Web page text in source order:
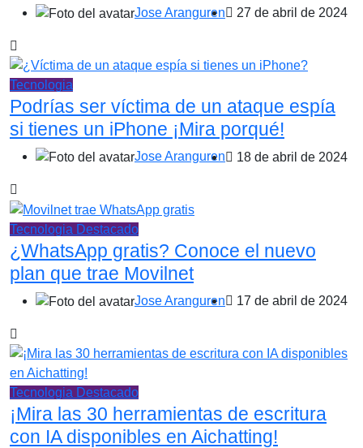
Jose Aranguren 27 de abril de 2024
Tecnologia
Podrías ser víctima de un ataque espía
si tienes un iPhone ¡Mira porqué!
Jose Aranguren 18 de abril de 2024
Tecnologia Destacado
¿WhatsApp gratis? Conoce el nuevo
plan que trae Movilnet
Jose Aranguren 17 de abril de 2024
Tecnologia Destacado
¡Mira las 30 herramientas de escritura
con IA disponibles en Aichatting!